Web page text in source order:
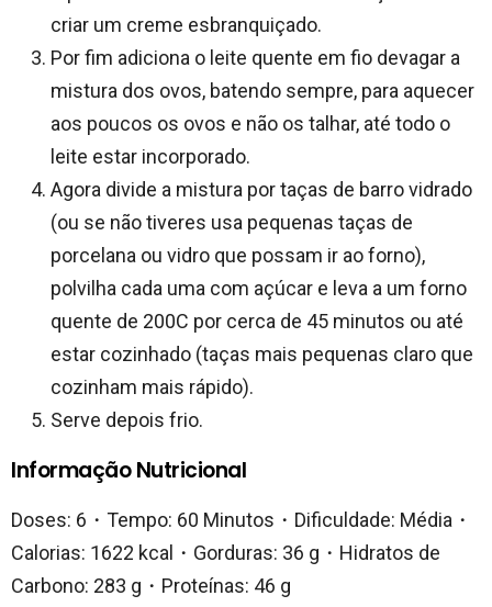
criar um creme esbranquiçado.
Por fim adiciona o leite quente em fio devagar a
mistura dos ovos, batendo sempre, para aquecer
aos poucos os ovos e não os talhar, até todo o
leite estar incorporado.
Agora divide a mistura por taças de barro vidrado
(ou se não tiveres usa pequenas taças de
porcelana ou vidro que possam ir ao forno),
polvilha cada uma com açúcar e leva a um forno
quente de 200C por cerca de 45 minutos ou até
estar cozinhado (taças mais pequenas claro que
cozinham mais rápido).
Serve depois frio.
Informação Nutricional
Doses: 6・Tempo: 60 Minutos・Dificuldade: Média・
Calorias: 1622 kcal・Gorduras: 36 g・Hidratos de
Carbono: 283 g・Proteínas: 46 g